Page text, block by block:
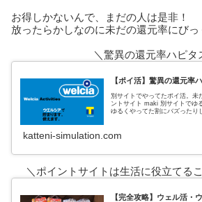
お得しかないんで、まだの人は是非！
放ったらかしなのに未だの還元率にびっ
＼驚異の還元率ハピタ
【ポイ活】驚異の還元率
別サイトでやってたポイ活。未
ントサイト maki 別サイトでゆ
ゆるくやってた割にバズったり
katteni-simulation.com
＼ポイントサイトは生活に役立てる
【完全攻略】ウェル活・